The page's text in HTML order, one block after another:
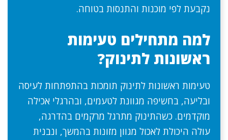
נקבעת לפי מוכנות והתנסות בטוחה.
למה מתחילים טעימות
ראשונות לתינוק?
טעימות ראשונות לתינוק תומכות בהתפתחות לעיסה
ובליעה, בחשיפה מגוונת לטעמים, ובהרגלי אכילה
מוקדמים. כשהתינוק מתרגל מרקמים בהדרגה,
עולה היכולת לאכול מגוון מזונות בהמשך, ונבנית